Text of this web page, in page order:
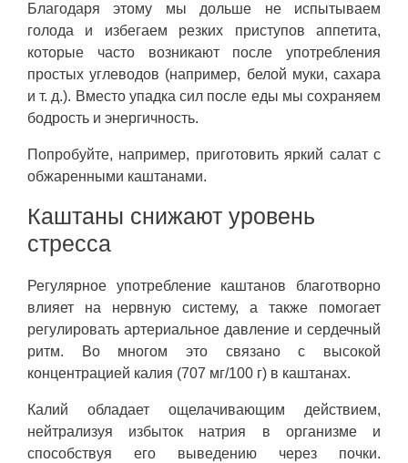
Благодаря этому мы дольше не испытываем
голода и избегаем резких приступов аппетита,
которые часто возникают после употребления
простых углеводов (например, белой муки, сахара
и т. д.). Вместо упадка сил после еды мы сохраняем
бодрость и энергичность.
Попробуйте, например, приготовить яркий салат с
обжаренными каштанами.
Каштаны снижают уровень
стресса
Регулярное употребление каштанов благотворно
влияет на нервную систему, а также помогает
регулировать артериальное давление и сердечный
ритм. Во многом это связано с высокой
концентрацией калия (707 мг/100 г) в каштанах.
Калий обладает ощелачивающим действием,
нейтрализуя избыток натрия в организме и
способствуя его выведению через почки.